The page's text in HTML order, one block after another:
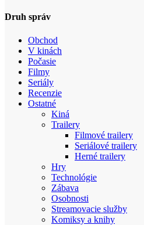
Druh správ
Obchod
V kinách
Počasie
Filmy
Seriály
Recenzie
Ostatné
Kiná
Trailery
Filmové trailery
Seriálové trailery
Herné trailery
Hry
Technológie
Zábava
Osobnosti
Streamovacie služby
Komiksy a knihy